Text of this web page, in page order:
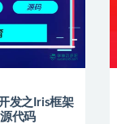
发之Iris框架
源代码